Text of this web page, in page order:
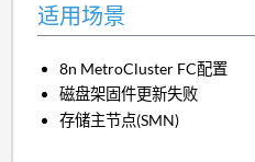
适用场景
8n MetroCluster FC配置
磁盘架固件更新失败
存储主节点(SMN)